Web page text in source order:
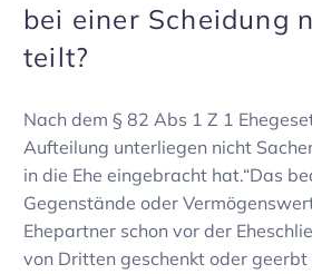
bei einer Schei­dung
teilt?
Nach dem § 82 Abs 1 Z 1
Auftei­lung unter­liegen nicht
in die Ehe einge­bracht hat.“Das
Gegen­stände oder
Ehepartner schon vor der
von Dritten geschenkt oder